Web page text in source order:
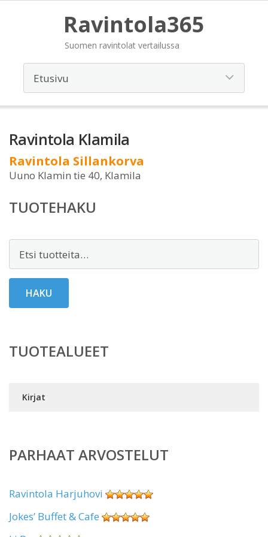
Ravintola365
Suomen ravintolat vertailussa
Ravintola Klamila
Ravintola Sillankorva
Uuno Klamin tie 40, Klamila
TUOTEHAKU
HAKU
TUOTEALUEET
Kirjat
PARHAAT ARVOSTELUT
Ravintola Harjuhovi
Jokes’ Buffet & Cafe